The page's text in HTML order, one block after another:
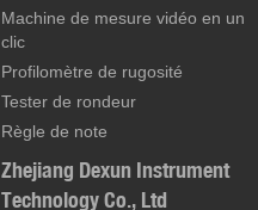
Machine de mesure vidéo en un
clic
Profilomètre de rugosité
Tester de rondeur
Règle de note
Zhejiang Dexun Instrument
Technology Co., Ltd